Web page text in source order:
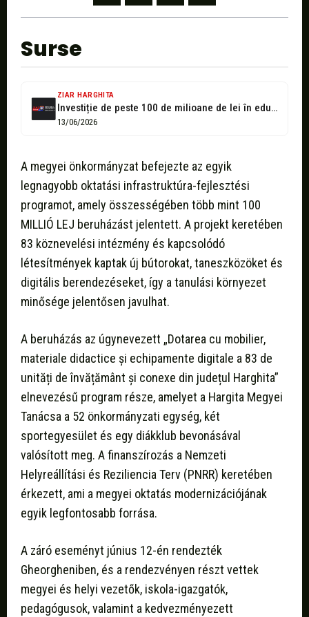
Surse
ZIAR HARGHITA
Investiție de peste 100 de milioane de lei în educația din Harghita....
13/06/2026
A megyei önkormányzat befejezte az egyik
legnagyobb oktatási infrastruktúra-fejlesztési
programot, amely összességében több mint 100
MILLIÓ LEJ beruházást jelentett. A projekt keretében
83 köznevelési intézmény és kapcsolódó
létesítmények kaptak új bútorokat, taneszközöket és
digitális berendezéseket, így a tanulási környezet
minősége jelentősen javulhat.
A beruházás az úgynevezett „Dotarea cu mobilier,
materiale didactice și echipamente digitale a 83 de
unități de învățământ și conexe din județul Harghita”
elnevezésű program része, amelyet a Hargita Megyei
Tanácsa a 52 önkormányzati egység, két
sportegyesület és egy diákklub bevonásával
valósított meg. A finanszírozás a Nemzeti
Helyreállítási és Reziliencia Terv (PNRR) keretében
érkezett, ami a megyei oktatás modernizációjának
egyik legfontosabb forrása.
A záró eseményt június 12-én rendezték
Gheorgheniben, és a rendezvényen részt vettek
megyei és helyi vezetők, iskola-igazgatók,
pedagógusok, valamint a kedvezményezett